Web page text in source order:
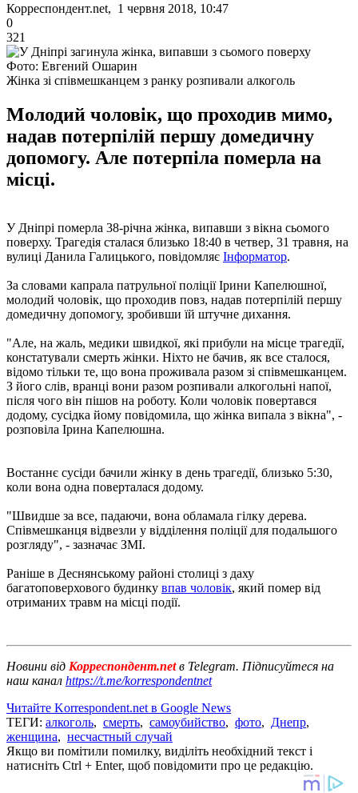
Корреспондент.net, 1 червня 2018, 10:47
0
321
Фото: Евгений Ошарин
Жінка зі співмешканцем з ранку розпивали алкоголь
Молодий чоловік, що проходив мимо,
надав потерпілій першу домедичну
допомогу. Але потерпіла померла на
місці.
У Дніпрі померла 38-річна жінка, випавши з вікна сьомого
поверху. Трагедія сталася близько 18:40 в четвер, 31 травня, на
вулиці Данила Галицького, повідомляє Інформатор.
За словами капрала патрульної поліції Ірини Капелюшної,
молодий чоловік, що проходив повз, надав потерпілій першу
домедичну допомогу, зробивши їй штучне дихання.
"Але, на жаль, медики швидкої, які прибули на місце трагедії,
констатували смерть жінки. Ніхто не бачив, як все сталося,
відомо тільки те, що вона проживала разом зі співмешканцем.
З його слів, вранці вони разом розпивали алкогольні напої,
після чого він пішов на роботу. Коли чоловік повертався
додому, сусідка йому повідомила, що жінка випала з вікна", -
розповіла Ірина Капелюшна.
Востаннє сусіди бачили жінку в день трагедії, близько 5:30,
коли вона одна поверталася додому.
"Швидше за все, падаючи, вона обламала гілку дерева.
Співмешканця відвезли у відділення поліції для подальшого
розгляду", - зазначає ЗМІ.
Раніше в Деснянському районі столиці з даху
багатоповерхового будинку впав чоловік, який помер від
отриманих травм на місці події.
Новини від Корреспондент.netв Telegram. Підписуйтеся на
наш канал https://t.me/korrespondentnet
Читайте Korrespondent.net в Google News
ТЕГИ: алкоголь, смерть, самоубийство, фото, Днепр,
женщина, несчастный случай
Якщо ви помітили помилку, виділіть необхідний текст і
натисніть Ctrl + Enter, щоб повідомити про це редакцію.